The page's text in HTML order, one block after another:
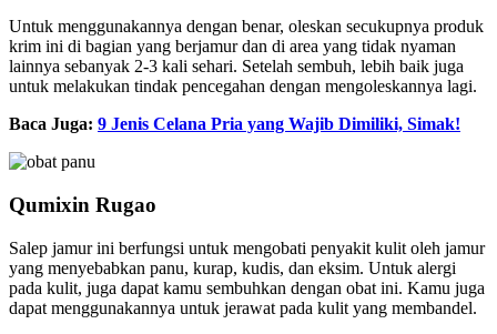
Untuk menggunakannya dengan benar, oleskan secukupnya produk
krim ini di bagian yang berjamur dan di area yang tidak nyaman
lainnya sebanyak 2-3 kali sehari. Setelah sembuh, lebih baik juga
untuk melakukan tindak pencegahan dengan mengoleskannya lagi.
Baca Juga: 9 Jenis Celana Pria yang Wajib Dimiliki, Simak!
Qumixin Rugao
Salep jamur ini berfungsi untuk mengobati penyakit kulit oleh jamur
yang menyebabkan panu, kurap, kudis, dan eksim. Untuk alergi
pada kulit, juga dapat kamu sembuhkan dengan obat ini. Kamu juga
dapat menggunakannya untuk jerawat pada kulit yang membandel.